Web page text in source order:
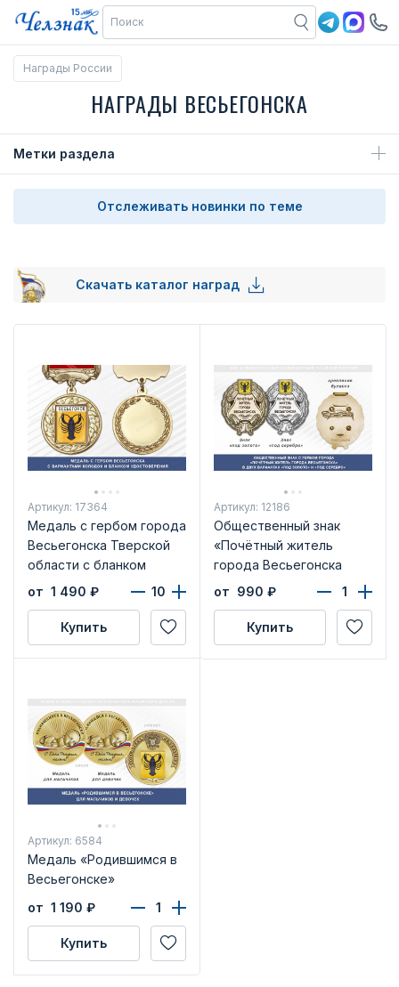
Награды России
НАГРАДЫ ВЕСЬЕГОНСКА
Метки раздела
Отслеживать новинки по теме
Скачать каталог наград
Артикул: 17364
Медаль с гербом города
Весьегонска Тверской
области с бланком
удостоверения
от 1 490 ₽
Купить
Артикул: 12186
Общественный знак
«Почётный житель
города Весьегонска
Тверской области»
от 990 ₽
Купить
Артикул: 6584
Медаль «Родившимся в
Весьегонске»
от 1 190 ₽
Купить